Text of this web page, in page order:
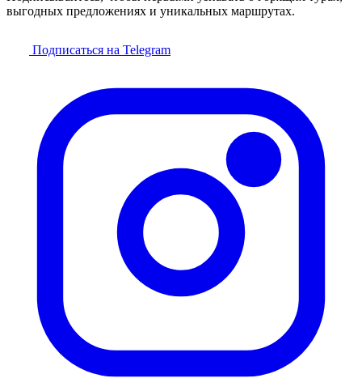
выгодных предложениях и уникальных маршрутах.
Подписаться на Telegram